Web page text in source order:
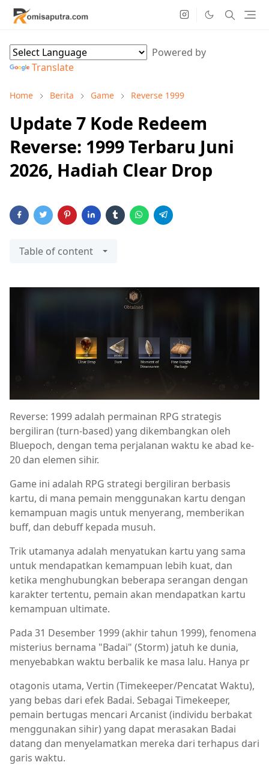
Powered by
Translate
Home Berita Game Reverse 1999
Update 7 Kode Redeem
Reverse: 1999 Terbaru Juni
2026, Hadiah Clear Drop
Table of content
Reverse: 1999 adalah permainan RPG strategis
bergiliran (turn-based) yang dikembangkan oleh
Bluepoch, dengan tema perjalanan waktu ke abad ke-
20 dan elemen sihir.
Game ini adalah RPG strategi bergiliran berbasis
kartu, di mana pemain menggunakan kartu dengan
kemampuan magis untuk menyerang, memberikan
buff, dan debuff kepada musuh.
Trik utamanya adalah menyatukan kartu yang sama
untuk mendapatkan kemampuan lebih kuat, dan
ketika menghubungkan beberapa serangan dengan
karakter tertentu, pemain akan mendapatkan kartu
kemampuan ultimate.
Pada 31 Desember 1999 (akhir tahun 1999), fenomena
misterius bernama "Badai" (Storm) jatuh ke dunia,
menyebabkan waktu berbalik ke masa lalu. Hanya pr
otagonis utama, Vertin (Timekeeper/Pencatat Waktu),
yang bebas dari efek Badai. Sebagai Timekeeper,
pemain bertugas mencari Arcanist (individu berbakat
menggunakan sihir) yang dapat merasakan Badai
datang dan menyelamatkan mereka dari terhapus dari
garis waktu.